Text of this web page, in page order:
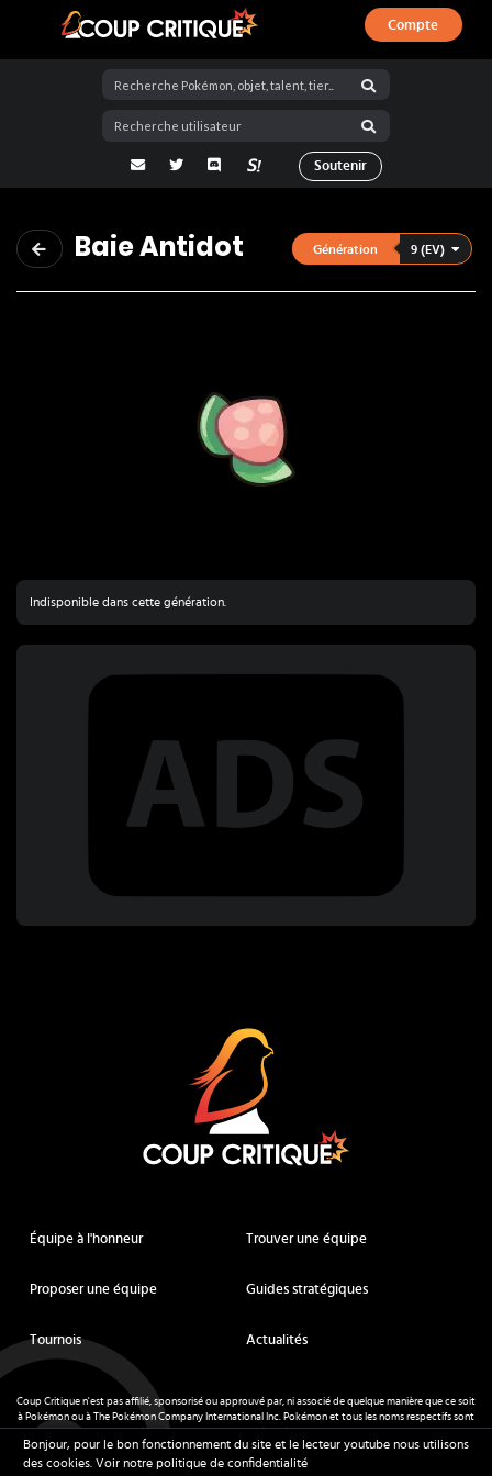
Coup Critique
Compte
adresse email
Twitter Discord La Salty Room sur Pokémon
Soutenir
Baie Antidot Génération 9 (EV)
Indisponible dans cette génération.
Équipe à l'honneur Trouver une équipe
Proposer une équipe Guides stratégiques
Tournois Actualités
Coup Critique n'est pas affilié, sponsorisé ou approuvé par, ni associé de quelque manière que ce soit
à Pokémon ou à The Pokémon Company International Inc. Pokémon et tous les noms respectifs sont
des marques déposées et des marques déposées. © de Nintendo 1996-2026.
Mentions légales - CGU- Tous droits réservés - Coup Critique
Bonjour, pour le bon fonctionnement du site et le lecteur youtube nous utilisons
des cookies. Voir notre politique de confidentialité